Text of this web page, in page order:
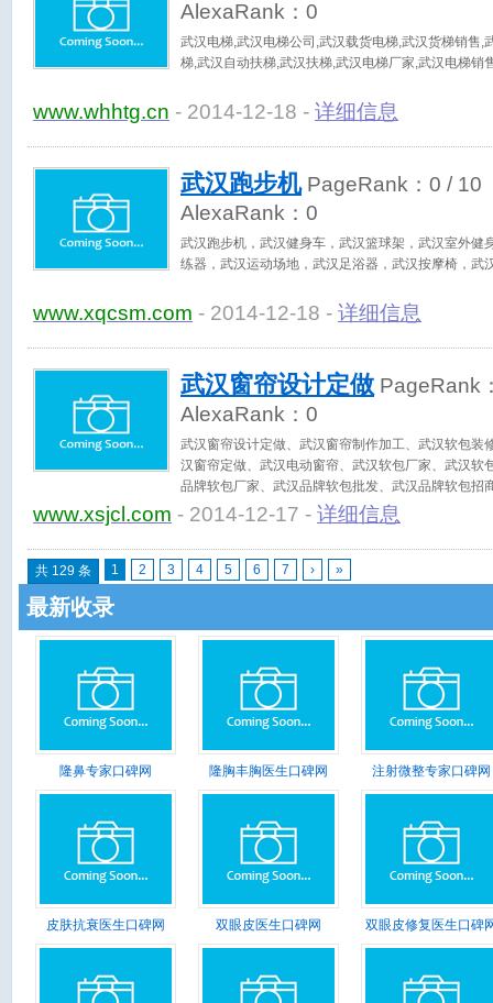
AlexaRank： 0
武汉电梯,武汉电梯公司,武汉载货电梯,武汉货梯销售,
梯,武汉自动扶梯,武汉扶梯,武汉电梯厂家,武汉电梯销
www.whhtg.cn - 2014-12-18 - 详细信息
武汉跑步机PageRank： 0 / 10
AlexaRank： 0
武汉跑步机，武汉健身车，武汉篮球架，武汉室外健
练器，武汉运动场地，武汉足浴器，武汉按摩椅，武
www.xqcsm.com - 2014-12-18 - 详细信息
武汉窗帘设计定做 PageRank
AlexaRank： 0
武汉窗帘设计定做、武汉窗帘制作加工、武汉软包装
汉窗帘定做、武汉电动窗帘、武汉软包厂家、武汉软
品牌软包厂家、武汉品牌软包批发、武汉品牌软包招
www.xsjcl.com - 2014-12-17 - 详细信息
共 129 条 1 2 3 4 5 6 7 › »
最新收录
隆鼻专家口碑网 隆胸丰胸医生口碑网 注射微整专家口碑网
皮肤抗衰医生口碑网 双眼皮医生口碑网 双眼皮修复医生口碑